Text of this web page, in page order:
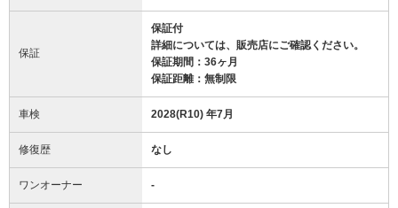
保証
保証付
詳細については、販売店にご確認ください。
保証期間：36ヶ月
保証距離：無制限
車検 2028(R10) 年7月
修復歴 なし
ワンオーナー -